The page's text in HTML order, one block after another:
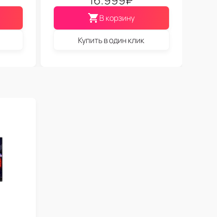
В корзину
Купить в один клик